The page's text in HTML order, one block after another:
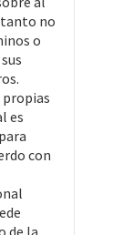
no
o
propias
es
con
de la